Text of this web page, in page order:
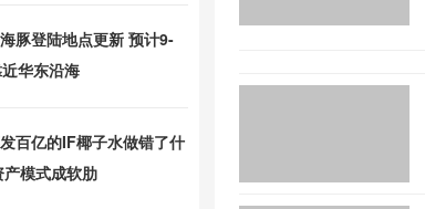
豚登陆地点更新 预计9-
华东沿海
百亿的IF椰子水做错了什
模式成软肋